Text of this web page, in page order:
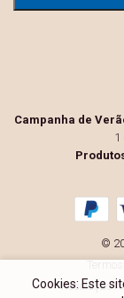
Campanha de
1
©
Resolução
Cookies: Este